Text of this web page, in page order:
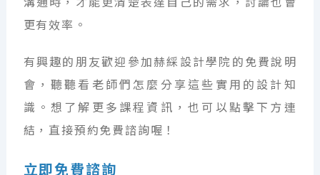
更有效率。
有興趣的朋友歡迎參加赫綵設計學院的免費說明
會，聽聽看老師們怎麼分享這些實用的設計知
識。想了解更多課程資訊，也可以點擊下方連
結，直接預約免費諮詢喔！
立即免費諮詢